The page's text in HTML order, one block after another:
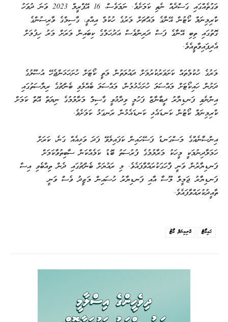
ވަގުތެއްގައި ގަސްދެއް ނެތި ކަމަށެވެ. ނަމަވެސް، 16 އޭޕްރީލް 2023 ވަނަ ދުވަހު
ކްރިމިނަލް ކޯޓުން އޭނާގެ މައްޗަށް މަރުގެ ހުކުމް އިއްވީ، ގާސިމްގެ ވާރިސުންގެ
ގޮތުގައި ތިބި އޭނާގެ ފަސް ދަރިންވެސް އަދުހަމްގެ ކިބައިން މަރަށް މަރު ހިފުމަށް
އެދިފައިވާތީއެވެ.
މަރުގެ ހުކުމްތައް ކަށަވަރުކުރުމަށް ދައުލަތުން މަތީ ކޯޓަށް ހުށަހަޅަންޖެހޭ އުސޫލުގެ
ދަށުން ހައިކޯޓަށް މައްސަލަ ހުށަހެޅުމުން، މައްސަލަ ބެއްލެވި ބެންޗުގެ ރިޔާސަތުގައި
އިންނެވި ފަނޑިޔާރު ދީބާނާޒް ފަހުމީ ވިދާޅުވީ ގާސިމް މަރާލުމުގެ ނިޔަތް އޮތް ކަމަށް
ކްރިމިނަލް ކޯޓުން ކަނޑައެޅި ކަނޑައެޅުން ރަނގަޅު ކަމަށެވެ.
އިންސާނެއްގެ މަސްގަނޑު ފަސޭހައިން ކަފައިލެވޭ ފަދަ ވަޅިއެއް ގަނެ، ކަރަށް
ހަމަލާދިނުމަކީ މީހަކު މަރާލުމުގެ ފުރުސަތު ބޮޑު ކަމެއްކަން ސާބިތުވާކަމަށް
ފަނޑިޔާރުން ވަނީ ފާހަގަކުރައްވާފައެވެ. މި ރައުޔަށް ބެންޗުގައި ދެން ތިއްބެވި އިސް
ފަނޑިޔާރު ޖަމީލް މޫސާ އާއި ފަނޑިޔާރު ހުސައިން މަޒީދު ވެސް ވަނީ
ތާއީދުކުރައްވާފައެވެ.
ހައިކޯޓް ކްރިމިނަލް ކޯޓު